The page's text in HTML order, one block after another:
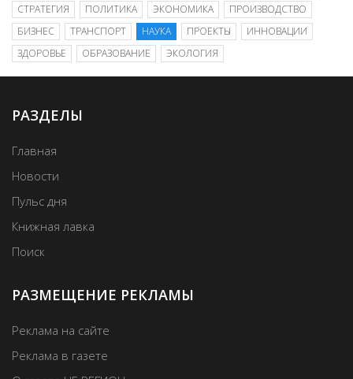
СТРАТЕГИЯ
ПОЛИТИКА ЭКОНОМИКА
ПРОИЗВОДСТВО
БИЗНЕС
ТРАНСПОРТ НАУКА ПРОЕКТЫ
ИННОВАЦИИ
ЗДОРОВЬЕ
ОБРАЗОВАНИЕ ЭКОЛОГИЯ
РАЗДЕЛЫ
Главная
Новости
Пульс дня
Книжная лавка
Поиск
РАЗМЕЩЕНИЕ РЕКЛАМЫ
Реклама на сайте
Реклама в газете